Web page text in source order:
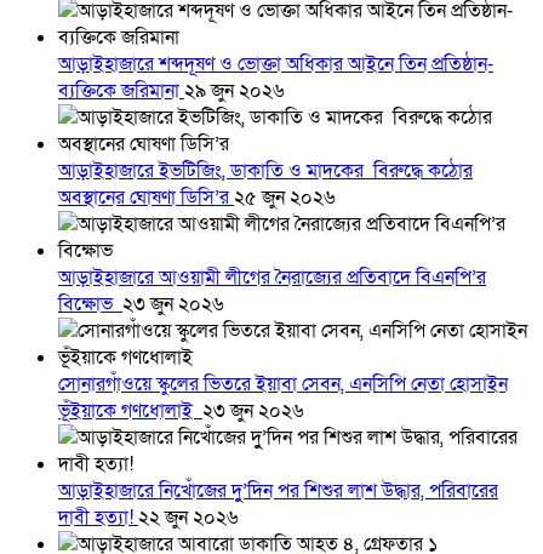
আড়াইহাজারে শব্দদূষণ ও ভোক্তা অধিকার আইনে তিন প্রতিষ্ঠান-
ব্যক্তিকে জরিমানা২৯ জুন ২০২৬
আড়াইহাজারে ইভটিজিং, ডাকাতি ও মাদকের বিরুদ্ধে কঠোর
অবস্থানের ঘোষণা ডিসি’র২৫ জুন ২০২৬
আড়াইহাজারে আওয়ামী লীগের নৈরাজ্যের প্রতিবাদে বিএনপি’র
বিক্ষোভ ২৩ জুন ২০২৬
সোনারগাঁওয়ে স্কুলের ভিতরে ইয়াবা সেবন, এনসিপি নেতা হোসাইন
ভূঁইয়াকে গণধোলাই ২৩ জুন ২০২৬
আড়াইহাজারে নিখোঁজের দুু’দিন পর শিশুর লাশ উদ্ধার, পরিবারের
দাবী হত্যা!২২ জুন ২০২৬